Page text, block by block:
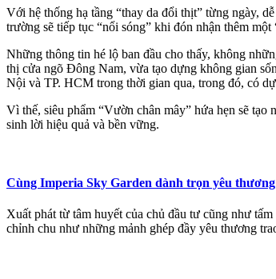
Với hệ thống hạ tầng “thay da đổi thịt” từng ngày,
trường sẽ tiếp tục “nổi sóng” khi đón nhận thêm
Những thông tin hé lộ ban đầu cho thấy, không
thị cửa ngõ Đông Nam, vừa tạo dựng không gian
Nội và TP. HCM trong thời gian qua, trong đó, có
Vì thế, siêu phẩm “Vườn chân mây” hứa hẹn sẽ
sinh lời hiệu quả và bền vững.
Cùng Imperia Sky Garden dành trọn yêu
Xuất phát từ tâm huyết của chủ đầu tư cũng như
chỉnh chu như những mảnh ghép đầy yêu thương